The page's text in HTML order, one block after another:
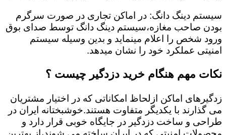
سیستم دینگ دانگ: در اماکن تجاری در صورت سرگرم
بودن صاحب مغازه،سیستم دینگ دانگ توسط صدای بوق
ورود شخص را اعلام مینماید و بدین وسیله سیستم
امنیتی عملکرد خود را نشان میدهد.
نکات مهم هنگام خرید دزدگیر چیست ؟
زدگیرهای اماکن ازلحاظ امکاناتی که در اختیار مشتریان
می گذارند با یکدیگر متفاوت هستند.خوشبختانه ایران در
طراحی و ساخت دزدگیر در جایگاه خوبی قرار دارد و